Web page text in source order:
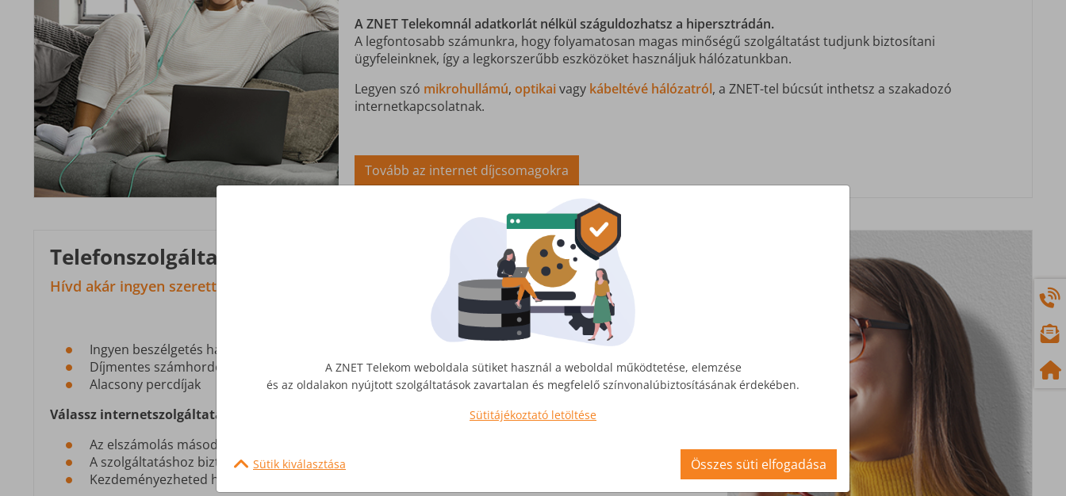
A ZNET Telekomnál adatkorlát nélkül száguldozhatsz a hipersztrádán.
A legfontosabb számunkra, hogy folyamatosan magas minőségű szolgáltatást tudjunk biztosítani
ügyfeleinknek, így a legkorszerűbb eszközöket használjuk hálózatunkban.
Legyen szó mikrohullámú, optikaivagy kábeltévé hálózatról, a ZNET-tel búcsút inthetsz a szakadozó
internetkapcsolatnak.
Tovább az internet díjcsomagokra
Telefonszolgáltatás
Hívd akár ingyen szeretteidet!
Ingyen beszélgetés hálózaton belül a ZNET előfizetők között
Díjmentes számhordozás
Alacsony percdíjak
Válassz internetszolgáltatásod mellé kedvező telefonszolgáltatást!
Az elszámolás másodperc alapú, kapcsolási díjat nem alkalmazunk.
A szolgáltatáshoz biztosított online felületen nyomon követheted a telefonforgalmat.
Kezdeményezheted hívásaid átirányítását és elérhetsz további funkciókat is.
A ZNET Telekom weboldala sütiket használ a weboldal működtetése, elemzése
és az oldalakon nyújtott szolgáltatások zavartalan és megfelelő színvonalúbiztosításának érdekében.
Sütitájékoztató letöltése
Sütik kiválasztása Összes süti elfogadása